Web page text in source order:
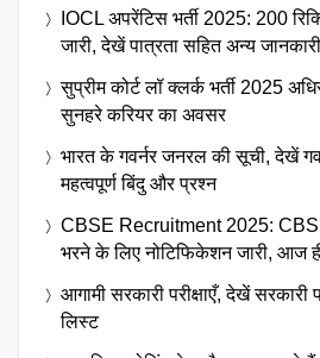
IOCL अपरेंटिस भर्ती 2025: 200
जारी, देखें पात्रता सहित अन्य जानकारी
सुप्रीम कोर्ट लॉ क्लर्क भर्ती 2025
सुनहरे करियर का अवसर
भारत के गवर्नर जनरल की सूची, देखें
महत्वपूर्ण बिंदु और प्रश्न
CBSE Recruitment 2025:
भरने के लिए नोटिफिकेशन जारी, आज
आगामी सरकारी परीक्षाएँ, देखें सरकारी
लिस्ट